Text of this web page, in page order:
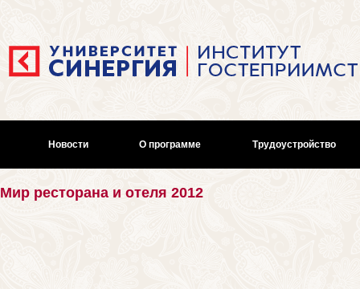
Новости О программе Трудоустройство
Мир ресторана и отеля 2012